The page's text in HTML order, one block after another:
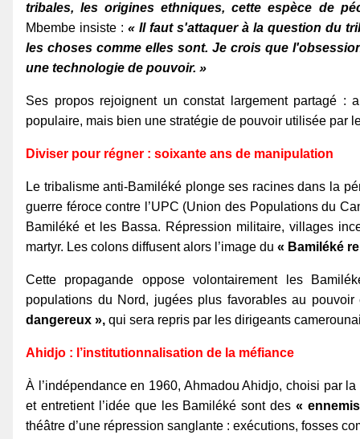
tribales, les origines ethniques, cette espèce de
Mbembe insiste : « Il faut s'attaquer à la question du
les choses comme elles sont. Je crois que
une technologie de pouvoir. »
Ses propos rejoignent un constat largement partagé :
populaire, mais bien une stratégie de pouvoir utilisée par
Diviser pour régner : soixante ans de manipulation
Le tribalisme anti-Bamiléké plonge ses racines dans la
guerre féroce contre l’UPC (Union des Populations du
Bamiléké et les Bassa. Répression militaire, villages
martyr. Les colons diffusent alors l’image du « Bamiléké
Cette propagande oppose volontairement les
populations du Nord, jugées plus favorables au
dangereux », qui sera repris par les dirigeants
Ahidjo : l’institutionnalisation de la méfiance
À l’indépendance en 1960, Ahmadou Ahidjo, choisi par
et entretient l’idée que les Bamiléké sont des «
théâtre d’une répression sanglante : exécutions, fosses